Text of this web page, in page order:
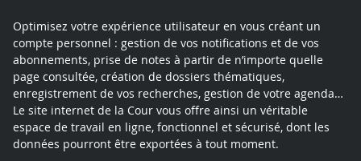
Optimisez votre expérience utilisateur en vous créant un
compte personnel : gestion de vos notifications et de vos
abonnements, prise de notes à partir de n’importe quelle
page consultée, création de dossiers thématiques,
enregistrement de vos recherches, gestion de votre agenda…
Le site internet de la Cour vous offre ainsi un véritable
espace de travail en ligne, fonctionnel et sécurisé, dont les
données pourront être exportées à tout moment.